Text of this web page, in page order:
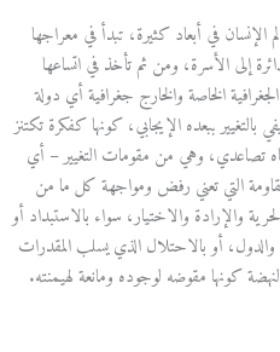
الإنسان في أبعاد كثيرة، تبدأ في معراجها
إلى الأسرة، ومن ثم تأخذ في اتساعها
الخاصة والخارج جغرافية أي دولة
ببعده الإيجابي، كونها كفكرة تكتنز
تصاعدي، وهي من مقومات التغيير – أي
التي تعني رفض ومواجهة كل ما من
والإرادة والاختيار، سواء بالاستبداد أو
أو بالاحتلال الذي يسلب المقدرات
كونها مقوضه لوجوده ومانعة لهيمنته.